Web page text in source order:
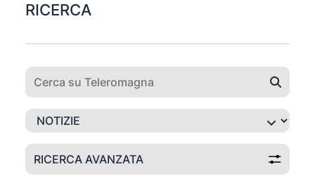
RICERCA
RICERCA AVANZATA